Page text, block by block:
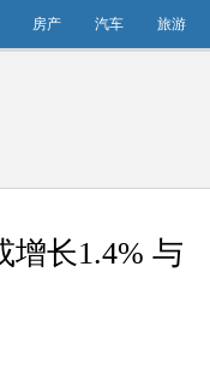
房产 汽车 旅游
增长1.4% 与